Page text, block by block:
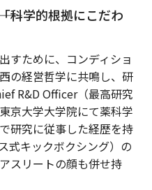
「科学的根拠にこだわ
すために、コンディショ
の経営哲学に共鳴し、研
R&D Officer（最高研究
京大学大学院にて薬科学
研究に従事した経歴を持
式キックボクシング）の
スリートの顔も併せ持